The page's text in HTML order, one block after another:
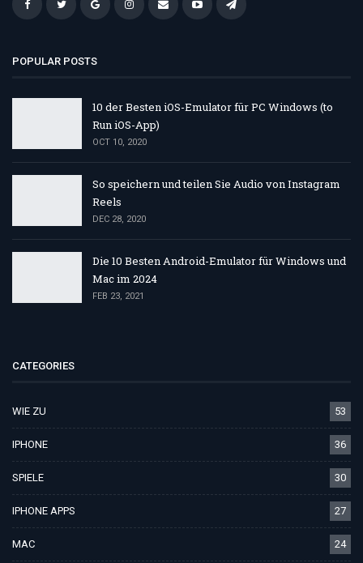
POPULAR POSTS
10 der Besten iOS-Emulator für PC Windows (to
Run iOS-App)
OCT 10, 2020
So speichern und teilen Sie Audio von Instagram
Reels
DEC 28, 2020
Die 10 Besten Android-Emulator für Windows und
Mac im 2024
FEB 23, 2021
CATEGORIES
WIE ZU 53
IPHONE 36
SPIELE 30
IPHONE APPS 27
MAC 24